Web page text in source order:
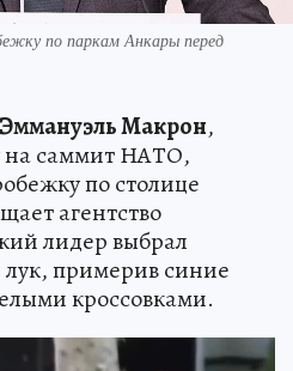
по паркам Анкары перед
Эммануэль Макрон,
саммит НАТО,
по столице
агентство
лидер выбрал
примерив синие
кроссовками.